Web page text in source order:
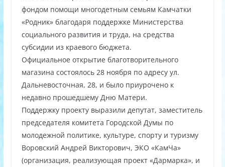
фондом помощи многодетным семьям Камчатки
«Родник» благодаря поддержке Министерства
социального развития и труда, на средства
субсидии из краевого бюджета.
Официальное открытие благотворительного
магазина состоялось 28 ноября по адресу ул.
Дальневосточная, 28, и было приурочено к
недавно прошедшему Дню Матери.
Поддержку проекту выразили депутат, заместитель
председателя комитета Городской Думы по
молодежной политике, культуре, спорту и туризму
Воровский Андрей Викторович, ЭКО «КамЧа»
(организация, реализующая проект «Дармарка», и